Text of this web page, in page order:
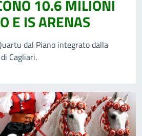
10.6 MILIONI
E IS ARENAS
dal Piano integrato dalla
Cagliari.